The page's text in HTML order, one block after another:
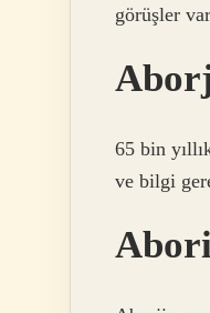
görüşler
65 bin
ve bilgi